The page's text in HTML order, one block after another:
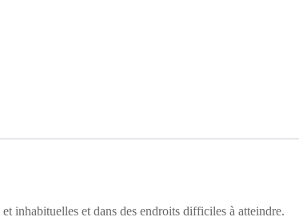
inhabituelles et dans des endroits difficiles à atteindre.